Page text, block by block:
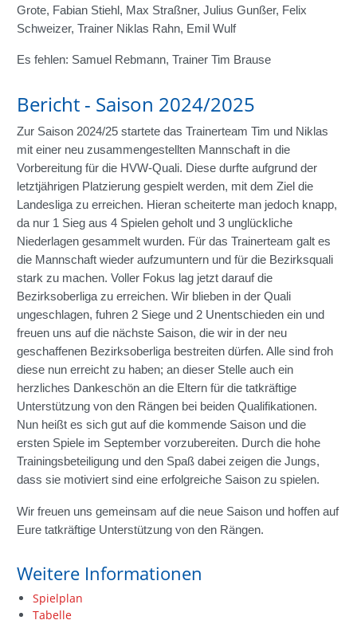
Grote, Fabian Stiehl, Max Straßner, Julius Gunßer, Felix
Schweizer, Trainer Niklas Rahn, Emil Wulf
Es fehlen: Samuel Rebmann, Trainer Tim Brause
Bericht - Saison 2024/2025
Zur Saison 2024/25 startete das Trainerteam Tim und Niklas
mit einer neu zusammengestellten Mannschaft in die
Vorbereitung für die HVW-Quali. Diese durfte aufgrund der
letztjährigen Platzierung gespielt werden, mit dem Ziel die
Landesliga zu erreichen. Hieran scheiterte man jedoch knapp,
da nur 1 Sieg aus 4 Spielen geholt und 3 unglückliche
Niederlagen gesammelt wurden. Für das Trainerteam galt es
die Mannschaft wieder aufzumuntern und für die Bezirksquali
stark zu machen. Voller Fokus lag jetzt darauf die
Bezirksoberliga zu erreichen. Wir blieben in der Quali
ungeschlagen, fuhren 2 Siege und 2 Unentschieden ein und
freuen uns auf die nächste Saison, die wir in der neu
geschaffenen Bezirksoberliga bestreiten dürfen. Alle sind froh
diese nun erreicht zu haben; an dieser Stelle auch ein
herzliches Dankeschön an die Eltern für die tatkräftige
Unterstützung von den Rängen bei beiden Qualifikationen.
Nun heißt es sich gut auf die kommende Saison und die
ersten Spiele im September vorzubereiten. Durch die hohe
Trainingsbeteiligung und den Spaß dabei zeigen die Jungs,
dass sie motiviert sind eine erfolgreiche Saison zu spielen.
Wir freuen uns gemeinsam auf die neue Saison und hoffen auf
Eure tatkräftige Unterstützung von den Rängen.
Weitere Informationen
Spielplan
Tabelle